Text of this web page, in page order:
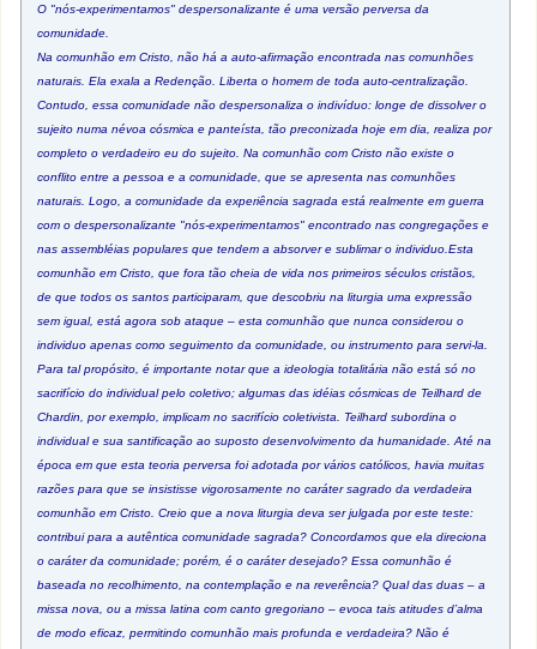
O "nós-experimentamos" despersonalizante é uma versão perversa da
comunidade.
Na comunhão em Cristo, não há a auto-afirmação encontrada nas comunhões
naturais. Ela exala a Redenção. Liberta o homem de toda auto-centralização.
Contudo, essa comunidade não despersonaliza o indivíduo: longe de dissolver o
sujeito numa névoa cósmica e panteísta, tão preconizada hoje em dia, realiza por
completo o verdadeiro eu do sujeito. Na comunhão com Cristo não existe o
conflito entre a pessoa e a comunidade, que se apresenta nas comunhões
naturais. Logo, a comunidade da experiência sagrada está realmente em guerra
com o despersonalizante "nós-experimentamos" encontrado nas congregações e
nas assembléias populares que tendem a absorver e sublimar o individuo.Esta
comunhão em Cristo, que fora tão cheia de vida nos primeiros séculos cristãos,
de que todos os santos participaram, que descobriu na liturgia uma expressão
sem igual, está agora sob ataque – esta comunhão que nunca considerou o
individuo apenas como seguimento da comunidade, ou instrumento para servi-la.
Para tal propósito, é importante notar que a ideologia totalitária não está só no
sacrifício do individual pelo coletivo; algumas das idéias cósmicas de Teilhard de
Chardin, por exemplo, implicam no sacrifício coletivista. Teilhard subordina o
individual e sua santificação ao suposto desenvolvimento da humanidade. Até na
época em que esta teoria perversa foi adotada por vários católicos, havia muitas
razões para que se insistisse vigorosamente no caráter sagrado da verdadeira
comunhão em Cristo. Creio que a nova liturgia deva ser julgada por este teste:
contribui para a autêntica comunidade sagrada? Concordamos que ela direciona
o caráter da comunidade; porém, é o caráter desejado? Essa comunhão é
baseada no recolhimento, na contemplação e na reverência? Qual das duas – a
missa nova, ou a missa latina com canto gregoriano – evoca tais atitudes d’alma
de modo eficaz, permitindo comunhão mais profunda e verdadeira? Não é